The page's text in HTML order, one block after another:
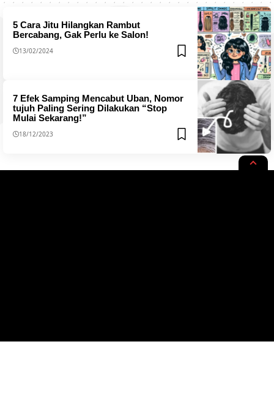
5 Cara Jitu Hilangkan Rambut
Bercabang, Gak Perlu ke Salon!
13/02/2024
7 Efek Samping Mencabut Uban, Nomor
tujuh Paling Sering Dilakukan “Stop
Mulai Sekarang!”
18/12/2023